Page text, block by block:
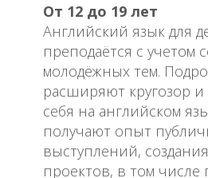
От 12 до 19 лет
Английский язык для
преподаётся с учетом
молодёжных тем.
расширяют кругозор
себя на английском
получают опыт
выступлений,
проектов, в том